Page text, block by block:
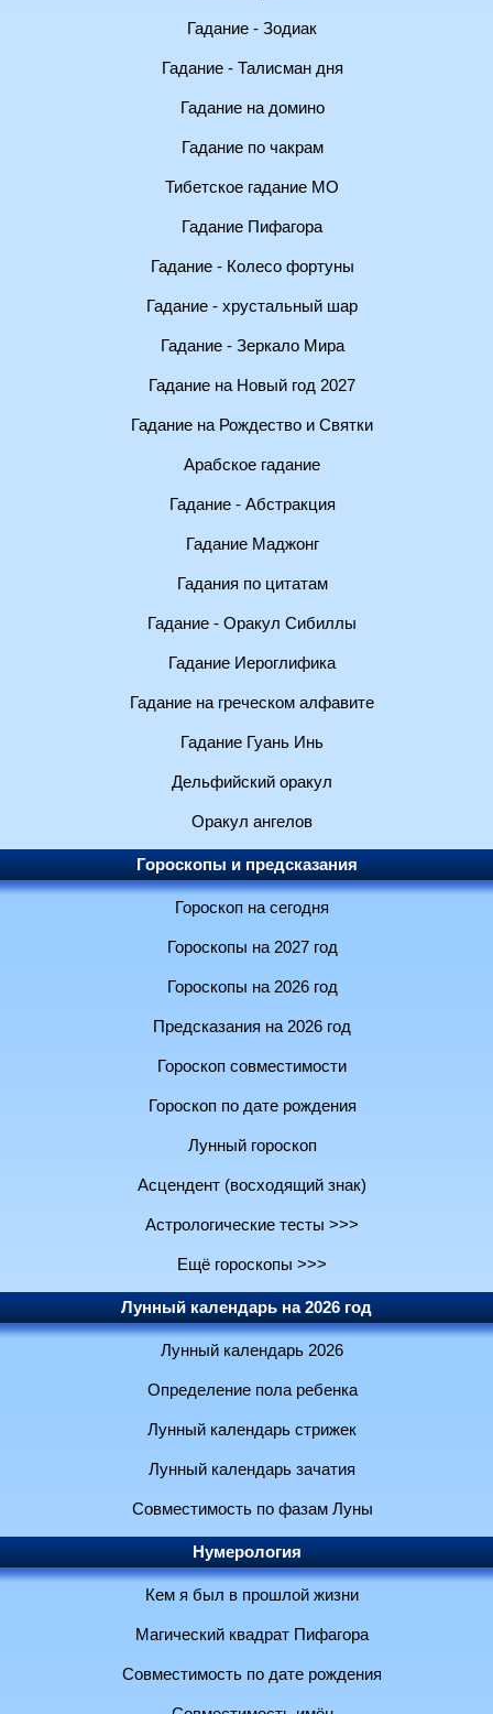
Гадание - Зодиак
Гадание - Талисман дня
Гадание на домино
Гадание по чакрам
Тибетское гадание МО
Гадание Пифагора
Гадание - Колесо фортуны
Гадание - хрустальный шар
Гадание - Зеркало Мира
Гадание на Новый год 2027
Гадание на Рождество и Святки
Арабское гадание
Гадание - Абстракция
Гадание Маджонг
Гадания по цитатам
Гадание - Оракул Сибиллы
Гадание Иероглифика
Гадание на греческом алфавите
Гадание Гуань Инь
Дельфийский оракул
Оракул ангелов
Гороскопы и предсказания
Гороскоп на сегодня
Гороскопы на 2027 год
Гороскопы на 2026 год
Предсказания на 2026 год
Гороскоп совместимости
Гороскоп по дате рождения
Лунный гороскоп
Асцендент (восходящий знак)
Астрологические тесты >>>
Ещё гороскопы >>>
Лунный календарь на 2026 год
Лунный календарь 2026
Определение пола ребенка
Лунный календарь стрижек
Лунный календарь зачатия
Совместимость по фазам Луны
Нумерология
Кем я был в прошлой жизни
Магический квадрат Пифагора
Совместимость по дате рождения